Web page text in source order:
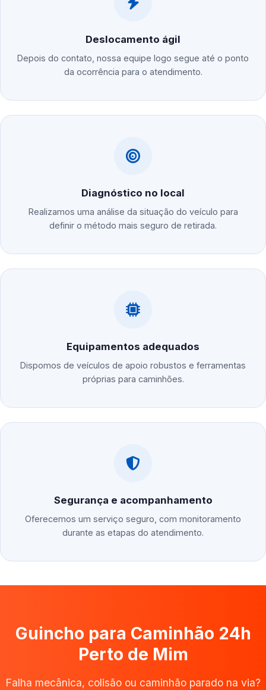
Deslocamento ágil
Depois do contato, nossa equipe logo segue até o ponto
da ocorrência para o atendimento.
Diagnóstico no local
Realizamos uma análise da situação do veículo para
definir o método mais seguro de retirada.
Equipamentos adequados
Dispomos de veículos de apoio robustos e ferramentas
próprias para caminhões.
Segurança e acompanhamento
Oferecemos um serviço seguro, com monitoramento
durante as etapas do atendimento.
Guincho para Caminhão 24h
Perto de Mim
Falha mecânica, colisão ou caminhão parado na via?